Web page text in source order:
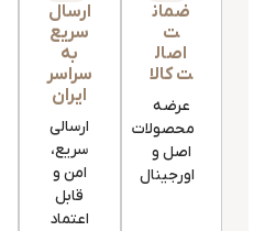
ضمان
ت
اصال
ت کالا
عرضه
محصولات
اصل و
اورجینال
ارسال
سریع
به
سراسر
ایران
ارسالی
سریع،
امن و
قابل
اعتماد